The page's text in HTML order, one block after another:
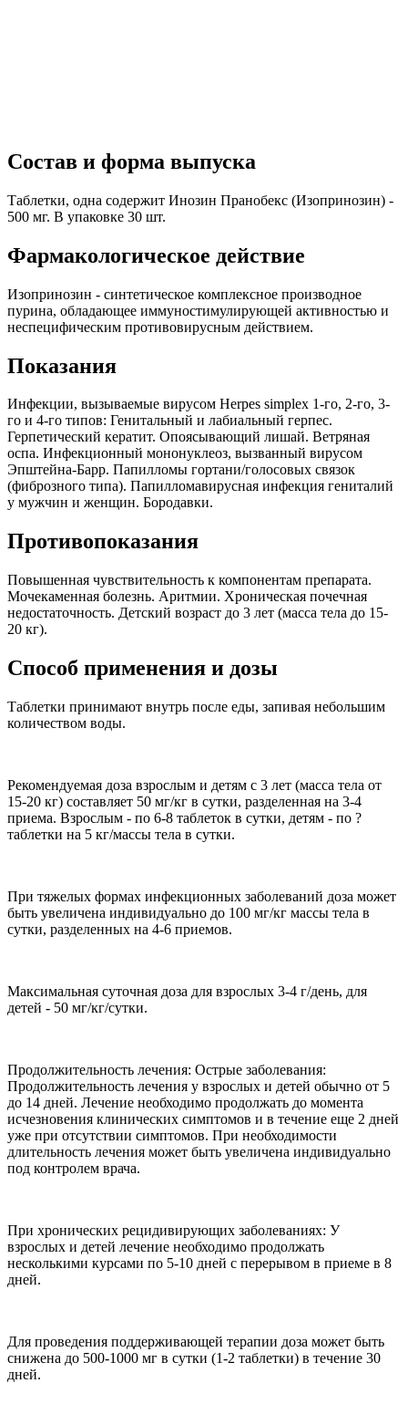
Состав и форма выпуска
Таблетки, одна содержит Инозин Пранобекс (Изопринозин) -
500 мг. В упаковке 30 шт.
Фармакологическое действие
Изопринозин - синтетическое комплексное производное
пурина, обладающее иммуностимулирующей активностью и
неспецифическим противовирусным действием.
Показания
Инфекции, вызываемые вирусом Herpes simplex 1-го, 2-го, 3-
го и 4-го типов: Генитальный и лабиальный герпес.
Герпетический кератит. Опоясывающий лишай. Ветряная
оспа. Инфекционный мононуклеоз, вызванный вирусом
Эпштейна-Барр. Папилломы гортани/голосовых связок
(фиброзного типа). Папилломавирусная инфекция гениталий
у мужчин и женщин. Бородавки.
Противопоказания
Повышенная чувствительность к компонентам препарата.
Мочекаменная болезнь. Аритмии. Хроническая почечная
недостаточность. Детский возраст до 3 лет (масса тела до 15-
20 кг).
Способ применения и дозы
Таблетки принимают внутрь после еды, запивая небольшим
количеством воды.
Рекомендуемая доза взрослым и детям с 3 лет (масса тела от
15-20 кг) составляет 50 мг/кг в сутки, разделенная на 3-4
приема. Взрослым - по 6-8 таблеток в сутки, детям - по ?
таблетки на 5 кг/массы тела в сутки.
При тяжелых формах инфекционных заболеваний доза может
быть увеличена индивидуально до 100 мг/кг массы тела в
сутки, разделенных на 4-6 приемов.
Максимальная суточная доза для взрослых 3-4 г/день, для
детей - 50 мг/кг/сутки.
Продолжительность лечения: Острые заболевания:
Продолжительность лечения у взрослых и детей обычно от 5
до 14 дней. Лечение необходимо продолжать до момента
исчезновения клинических симптомов и в течение еще 2 дней
уже при отсутствии симптомов. При необходимости
длительность лечения может быть увеличена индивидуально
под контролем врача.
При хронических рецидивирующих заболеваниях: У
взрослых и детей лечение необходимо продолжать
несколькими курсами по 5-10 дней с перерывом в приеме в 8
дней.
Для проведения поддерживающей терапии доза может быть
снижена до 500-1000 мг в сутки (1-2 таблетки) в течение 30
дней.